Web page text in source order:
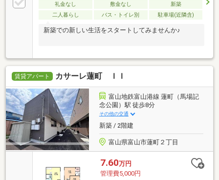
礼金なし 敷金なし
新築
二人暮らし
バス・トイレ別 駐車場(近隣含)
新築での新しい生活をスタートしてみませんか♪
賃貸アパート カサーレ蓮町 ＩＩ
富山地鉄富山港線 蓮町（馬場記
念公園）駅 徒歩8分
その他の交通
新築 / 2階建
富山県富山市蓮町２丁目
7.60万円
管理費5,000円